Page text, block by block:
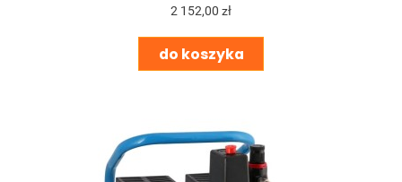
2 152,00 zł
do koszyka